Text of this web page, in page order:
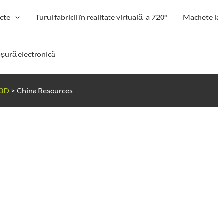
Turul fabricii în realitate virtuală la 720° Machete
electronică
> China Resources